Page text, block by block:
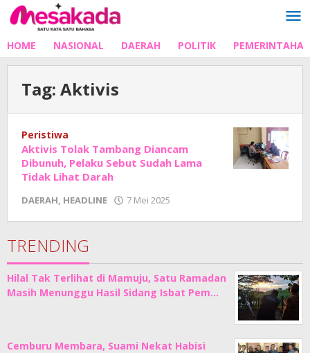
Lewati
ke
HOME NASIONAL DAERAH POLITIK
Tag: Aktivis
Peristiwa
Aktivis Tolak Tambang Diancam
Dibunuh, Pelaku Sebut Sudah Lama
Tidak Lihat Darah
DAERAH, HEADLINE 7 Mei 2025
Junaedi
TRENDING
Hilal Tak Terlihat di Mamuju, Satu Ramadan
Masih Menunggu Hasil Sidang Isbat Pem…
Cemburu Membara, Suami Nekat Habisi